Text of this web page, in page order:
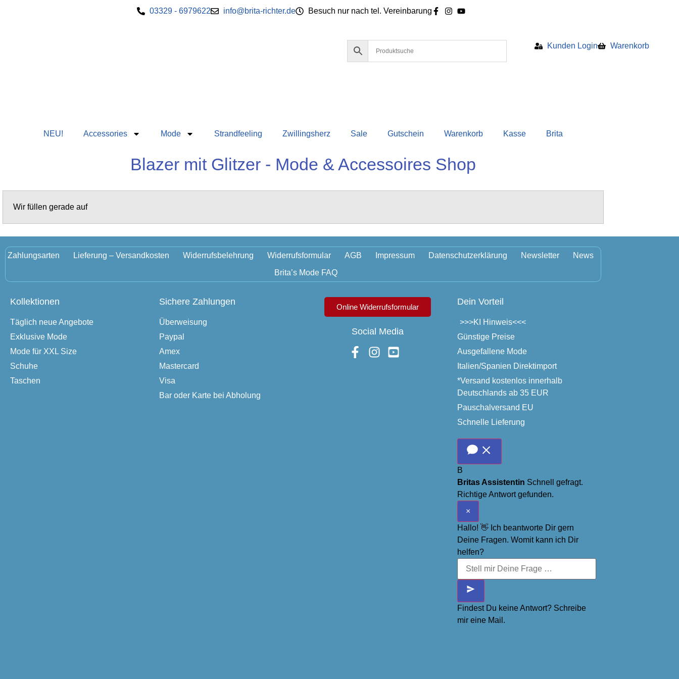
03329 - 6979622 info@brita-richter.de Besuch nur nach tel. Vereinbarung
Kunden Login Warenkorb
NEU! Accessories Mode Strandfeeling Zwillingsherz Sale Gutschein Warenkorb Kasse Brita
Blazer mit Glitzer - Mode & Accessoires Shop
Wir füllen gerade auf
Zahlungsarten Lieferung – Versandkosten Widerrufsbelehrung Widerrufsformular AGB Impressum Datenschutzerklärung Newsletter
News
Brita’s Mode FAQ
Kollektionen
Täglich neue Angebote
Exklusive Mode
Mode für XXL Size
Schuhe
Taschen
Sichere Zahlungen
Überweisung
Paypal
Amex
Mastercard
Visa
Bar oder Karte bei Abholung
Online Widerrufsformular
Social Media
Dein Vorteil
>>>KI Hinweis<<<
Günstige Preise
Ausgefallene Mode
Italien/Spanien Direktimport
*Versand kostenlos innerhalb
Deutschlands ab 35 EUR
Pauschalversand EU
Schnelle Lieferung
B
Britas Assistentin Schnell gefragt.
Richtige Antwort gefunden.
×
Hallo! 👋 Ich beantworte Dir gern
Deine Fragen. Womit kann ich Dir
helfen?
Findest Du keine Antwort? Schreibe
mir eine Mail.